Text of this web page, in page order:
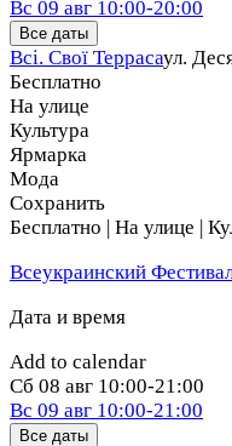
Вс 09 авг 10:00-20:00
Все даты
Всі. Свої Террасаул.
Бесплатно
На улице
Культура
Ярмарка
Мода
Сохранить
Бесплатно | На улице |
Всеукраинский
Дата и время
Add to calendar
Сб 08 авг 10:00-21:00
Вс 09 авг 10:00-21:00
Все даты